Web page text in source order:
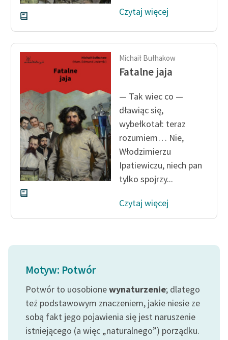
niepełnosprawnościami
Feministyczne inspiracje.
skandynawskiej literatury
feministycznej
Ręce pełne poezji
Kolekcje edukacyjne
twórców przechodzących
do domeny publicznej,
lektur szkolnych oraz
Starego Testamentu
Odkurzamy bohaterów
Szkoła Poezji Wolnych
Kontakt
O projekcie
Zespół
Zasady wykorzystania
Czytaj więcej
Michaił Bułhakow
Fatalne jaja
— Tak wiec co —
dławiąc się,
wybełkotał: teraz
rozumiem… Nie,
Włodzimierzu
Ipatiewiczu, niech pan
tylko spojrzy...
Czytaj więcej
Motyw: Potwór
Potwór to uosobionewynaturzenie; dlatego
też podstawowym znaczeniem, jakie niesie ze
sobą fakt jego pojawienia się jest naruszenie
istniejącego (a więc „naturalnego”) porządku.